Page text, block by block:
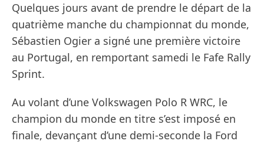
Quelques jours avant de prendre le départ de la
quatrième manche du championnat du monde,
Sébastien Ogier a signé une première victoire
au Portugal, en remportant samedi le Fafe Rally
Sprint.
Au volant d’une Volkswagen Polo R WRC, le
champion du monde en titre s’est imposé en
finale, devançant d’une demi-seconde la Ford